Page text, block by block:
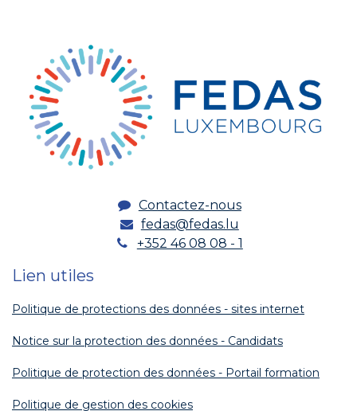
Contactez-nous
fedas@fedas.lu
+352 46 08 08 - 1
Lien utiles
Politique de protections des données - sites internet
Notice sur la protection des données - Candidats
Politique de protection des données - Portail formation
Politique de gestion des cookies